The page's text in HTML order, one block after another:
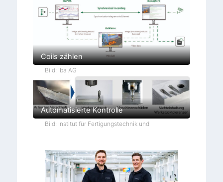
Coils zählen
Bild: iba AG
Automatisierte Kontrolle
Bild: Institut für Fertigungstechnik und